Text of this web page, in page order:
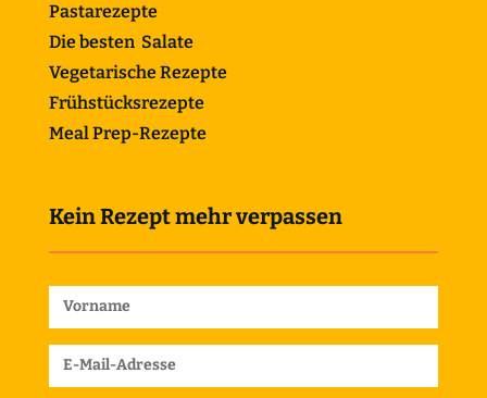
Pastarezepte
Die besten Salate
Vegetarische Rezepte
Frühstücksrezepte
Meal Prep-Rezepte
Kein Rezept mehr verpassen